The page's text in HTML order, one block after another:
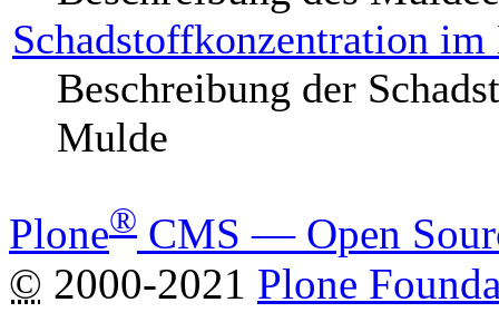
Schadstoffkonzentration
Beschreibung der
Mulde
Plone® CMS — Open
© 2000-2021 Plone